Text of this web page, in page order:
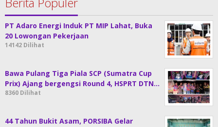
PT Adaro Energi Induk PT MIP Lahat, Buka
20 Lowongan Pekerjaan
14142 Dilihat
Bawa Pulang Tiga Piala SCP (Sumatra Cup
Prix) Ajang bergengsi Round 4, HSPRT DTN…
8360 Dilihat
44 Tahun Bukit Asam, PORSIBA Gelar